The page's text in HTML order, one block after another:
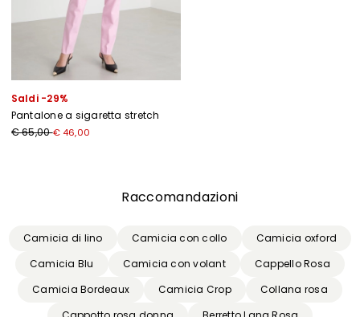
Saldi -29%
Pantalone a sigaretta stretch
€ 65,00€ 46,00
Raccomandazioni
Camicia di lino Camicia con collo
Camicia oxford
Camicia Blu
Camicia con volant
Cappello Rosa
Camicia Bordeaux
Camicia Crop
Collana rosa